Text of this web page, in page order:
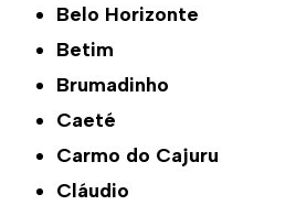
Belo Horizonte
Betim
Brumadinho
Caeté
Carmo do Cajuru
Cláudio